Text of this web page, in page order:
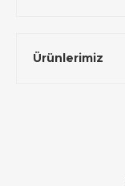
Ürünlerimiz